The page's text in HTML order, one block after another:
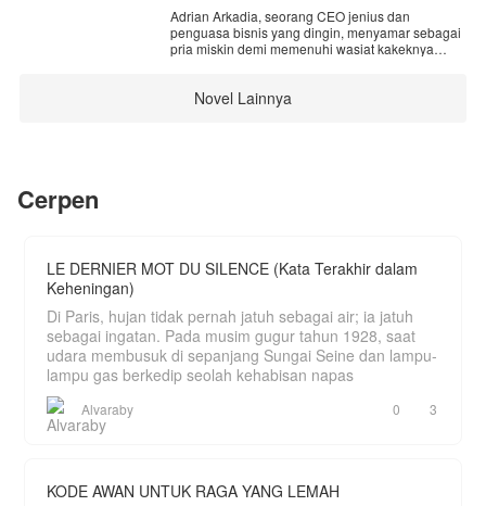
jurang yang dalam ...
Di dalam jurang itu dia bertemu dengan sosok
dengan bantuan tubuh roh itu Han Yue belajar
Adrian Arkadia, seorang CEO jenius dan
penguasa bisnis yang dingin, menyamar sebagai
pria miskin demi memenuhi wasiat kakeknya
Ia kemudian menikahi Arumi, gadis sederhana
berhati emas yang dijadikan "pelayan" dan
di siang hari.
kekuasaannya untuk membalas setiap tetes air
mata Arumi dan mengangkat derajat istrinya
hingga para penindasnya berlutut memohon
ampun.
Bagaimana kelanjutannya???
Novel Lainnya
Cerpen
LE DERNIER MOT DU SILENCE (Kata Terakhir dalam
Keheningan)
Di Paris, hujan tidak pernah jatuh sebagai air; ia jatuh
sebagai ingatan. Pada musim gugur tahun 1928, saat
udara membusuk di sepanjang Sungai Seine dan lampu-
lampu gas berkedip seolah kehabisan napas
Alvaraby 0 3
KODE AWAN UNTUK RAGA YANG LEMAH